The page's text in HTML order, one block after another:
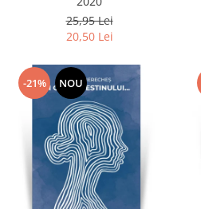
25,95 Lei
20,50 Lei
-21% NOU